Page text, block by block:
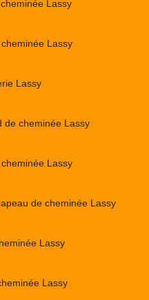
Lassy
Lassy
Lassy
de cheminée Lassy
Lassy
de cheminée Lassy
Lassy
Lassy